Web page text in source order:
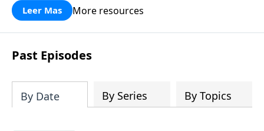
¡Únase a uno de los estudios de grupos
a casa los principios de la Palabra de
Dios para compartirlos con su familia,
su iglesia y su comunidad!
Leer Mas More resources
Past Episodes
By Date By Series By Topics